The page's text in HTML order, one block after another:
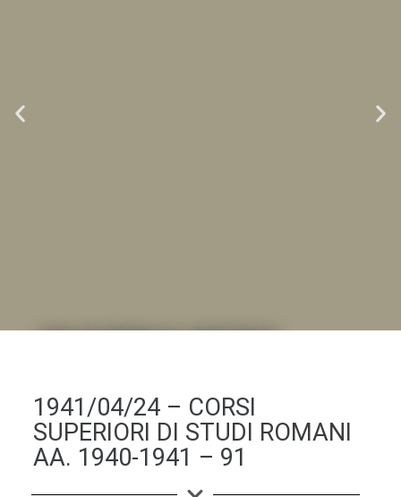
1941/04/24 – CORSI
SUPERIORI DI STUDI ROMANI
AA. 1940-1941 – 91